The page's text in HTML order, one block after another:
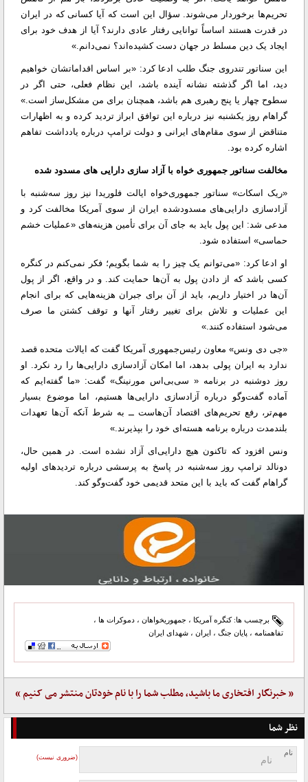
تحریم‌ها برخوردار می‌شوند. سؤال این است که آیا کسانی که در ایران
در قدرت هستند اساساً توانایی رفتار عادی دارند؟ آیا از هدف خود برای
ایجاد یک دین مسلط در جهان دست کشیده‌اند؟ نمی‌دانم.»
این سناتور تندروی جنگ طلب ادعا کرد: «بر اساس اقداماتشان خواهیم
دید، اما اگر گذشته نشانه آینده باشد، این نظام فعلی، حتی اگر در
سطوح چهار یا پنج رهبری هم باشد، همچنان برای من مشکل‌ساز است.»
گراهام روز یکشنبه نیز درباره این توافق ابراز تردید کرده و به اظهارات
متناقض از سوی مقام‌های ایرانی و دولت ترامپ درباره یادداشت تفاهم
اشاره کرده بود.
مخالفت سناتور جمهوری خواه با آزاد سازی دارایی های مسدود شده
«ریک اسکات» سناتور جمهوری‌خواه ایالت فلوریدا نیز روز سه‌شنبه با
آزادسازی دارایی‌های مسدودشده ایران از سوی آمریکا مخالفت کرد و
مدعی شد: این پول باید به جای آن برای تأمین هزینه‌های «عملیات خشم
حماسی» استفاده شود.
او ادعا کرد: «می‌توانم یک چیز را به شما بگویم؛ فکر نمی‌کنم در کنگره
کسی باشد که از دادن پول به آن‌ها حمایت کند. و در واقع، اگر از پول
آن‌ها در اختیار داریم، باید از آن برای جبران هزینه‌هایی که برای انجام
این عملیات و تلاش برای تغییر رفتار آنها و توقف کشتن ما صرف
می‌شود استفاده کنند.»
«جی دی ونس» معاون رئیس‌جمهوری آمریکا گفت که ایالات متحده قصد
ندارد به ایران پولی بدهد، اما امکان آزادسازی دارایی‌ها را رد نکرد. او
روز دوشنبه در برنامه « سی‌بی‌اس مورنینگ» گفت: «ما گفته‌ایم که
آماده گفت‌وگو درباره آزادسازی دارایی‌ها هستیم، اما موضوع بسیار
مهم‌تر، رفع تحریم‌های اقتصاد آن‌هاست ــ به شرط آنکه آن‌ها تعهدات
بلندمدت درباره برنامه هسته‌ای خود را بپذیرند.»
ونس افزود که تاکنون هیچ دارایی‌ای آزاد نشده است. در همین حال،
دونالد ترامپ روز سه‌شنبه در پاسخ به پرسشی درباره تردیدهای اولیه
گراهام گفت که باید با این متحد قدیمی خود گفت‌وگو کند.
برچسب ها:کنگره آمریکا ، جمهوریخواهان ، دموکرات ها ،
تفاهمنامه ، پایان جنگ ، ایران ، شهدای ایران
« خبرنگار افتخاری ما باشید، مطلب شما را با نام خودتان منتشر می کنیم »
نظر شما
نام
(ضروری نیست)